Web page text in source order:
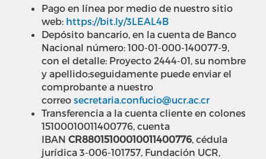
Pago en línea por medio de nuestro sitio
web: https://bit.ly/3LEAL4B
Depósito bancario, en la cuenta de Banco
Nacional número: 100-01-000-140077-9,
con el detalle: Proyecto 2444-01, su nombre
y apellido;seguidamente puede enviar el
comprobante a nuestro
correo secretaria.confucio@ucr.ac.cr
Transferencia a la cuenta cliente en colones
15100010011400776, cuenta
IBAN CR88015100010011400776, cédula
jurídica 3-006-101757, Fundación UCR,